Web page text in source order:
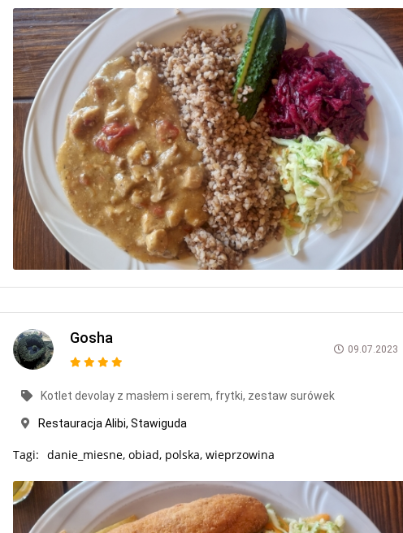
Gosha
09.07.2023
Kotlet devolay z masłem i serem, frytki, zestaw surówek
Restauracja Alibi, Stawiguda
Tagi: danie_miesne, obiad, polska, wieprzowina